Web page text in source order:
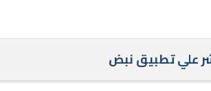
علي تطبيق نبض